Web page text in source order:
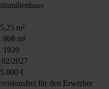
m²
808 m²
1920
02/2027
€
für den Erwerber